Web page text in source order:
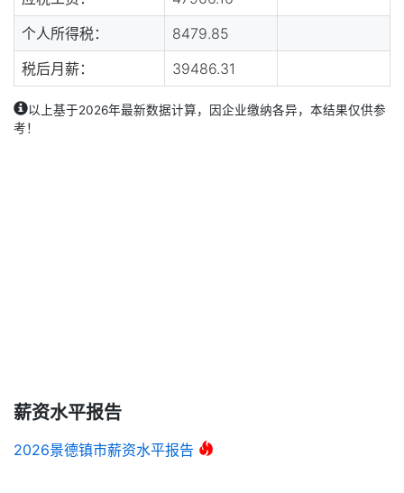
个人所得税：
8479.85
税后月薪：
39486.31
以上基于2026年最新数据计算，因企业缴纳各异，本结果仅供参
考！
薪资水平报告
2026景德镇市薪资水平报告